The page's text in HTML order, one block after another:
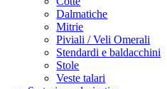
Dalmatiche
Mitrie
Piviali / Veli Omerali
Stendardi e baldacchini
Stole
Veste talari